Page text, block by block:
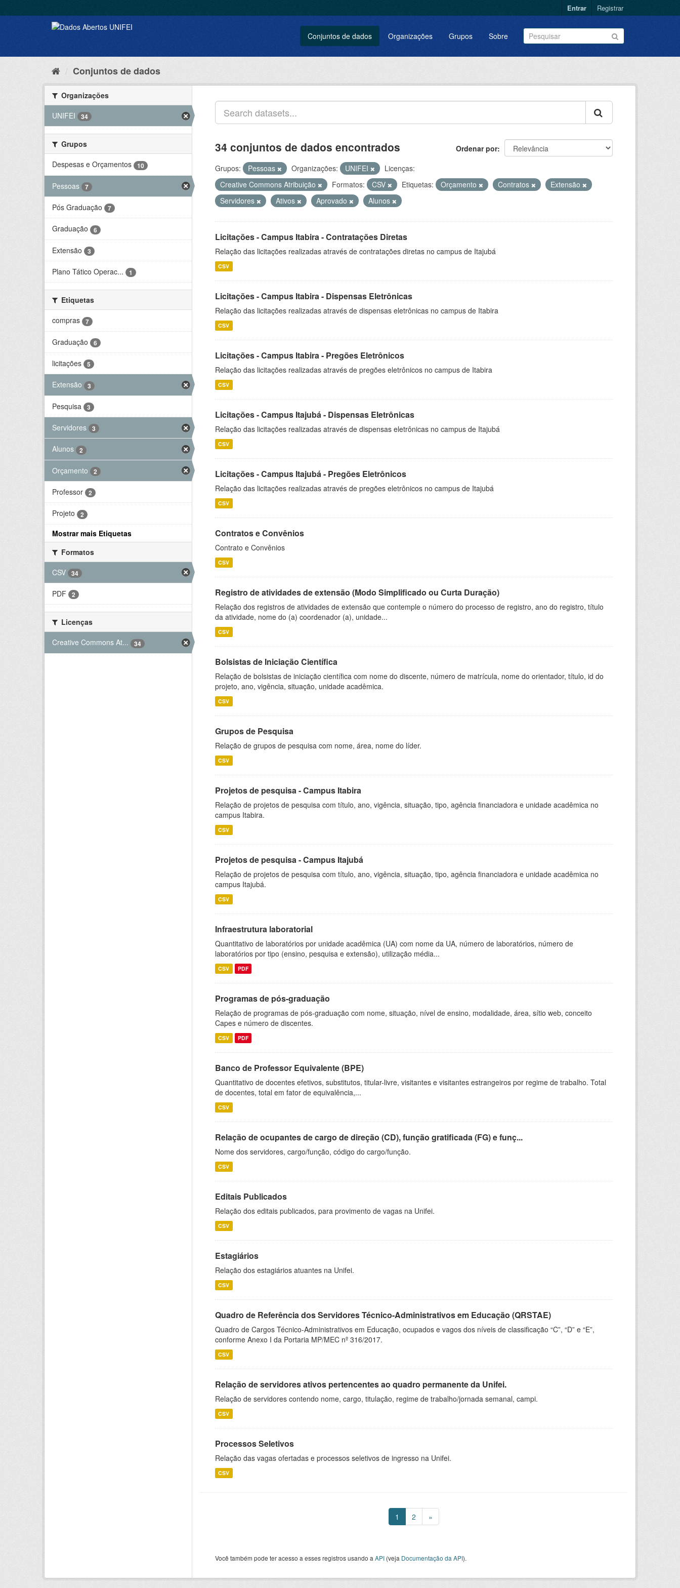
Entrar Registrar
Conjuntos de dados Organizações Grupos Sobre
Conjuntos de dados
Organizações
UNIFEI
34
Grupos
Despesas e Orçamentos
10
Pessoas 7
Pós Graduação 7
Graduação 6
Extensão 3
Plano Tático Operac... 1
Etiquetas
compras
7
Graduação 6
licitações 5
Extensão 3
Pesquisa 3
Servidores 3
Alunos 2
Orçamento 2
Professor 2
Projeto 2
Mostrar mais Etiquetas
Formatos
CSV
34
PDF 2
Licenças
Creative Commons At...
34
Ordenar por
34 conjuntos de dados encontrados
Grupos: Pessoas Organizações: UNIFEI
Licenças:
Creative Commons Atribuição
Formatos: CSV Etiquetas: Orçamento Contratos
Extensão
Servidores
Ativos Aprovado Alunos
Licitações - Campus Itabira - Contratações Diretas
Relação das licitações realizadas através de contratações diretas no campus de Itajubá
CSV
Licitações - Campus Itabira - Dispensas Eletrônicas
Relação das licitações realizadas através de dispensas eletrônicas no campus de Itabira
CSV
Licitações - Campus Itabira - Pregões Eletrônicos
Relação das licitações realizadas através de pregões eletrônicos no campus de Itabira
CSV
Licitações - Campus Itajubá - Dispensas Eletrônicas
Relação das licitações realizadas através de dispensas eletrônicas no campus de Itajubá
CSV
Licitações - Campus Itajubá - Pregões Eletrônicos
Relação das licitações realizadas através de pregões eletrônicos no campus de Itajubá
CSV
Contratos e Convênios
Contrato e Convênios
CSV
Registro de atividades de extensão (Modo Simplificado ou Curta Duração)
Relação dos registros de atividades de extensão que contemple o número do processo de registro, ano do registro, título
da atividade, nome do (a) coordenador (a), unidade...
CSV
Bolsistas de Iniciação Científica
Relação de bolsistas de iniciação científica com nome do discente, número de matrícula, nome do orientador, título, id do
projeto, ano, vigência, situação, unidade acadêmica.
CSV
Grupos de Pesquisa
Relação de grupos de pesquisa com nome, área, nome do líder.
CSV
Projetos de pesquisa - Campus Itabira
Relação de projetos de pesquisa com título, ano, vigência, situação, tipo, agência financiadora e unidade acadêmica no
campus Itabira.
CSV
Projetos de pesquisa - Campus Itajubá
Relação de projetos de pesquisa com título, ano, vigência, situação, tipo, agência financiadora e unidade acadêmica no
campus Itajubá.
CSV
Infraestrutura laboratorial
Quantitativo de laboratórios por unidade acadêmica (UA) com nome da UA, número de laboratórios, número de
laboratórios por tipo (ensino, pesquisa e extensão), utilização média...
CSV PDF
Programas de pós-graduação
Relação de programas de pós-graduação com nome, situação, nível de ensino, modalidade, área, sítio web, conceito
Capes e número de discentes.
CSV PDF
Banco de Professor Equivalente (BPE)
Quantitativo de docentes efetivos, substitutos, titular-livre, visitantes e visitantes estrangeiros por regime de trabalho. Total
de docentes, total em fator de equivalência,...
CSV
Relação de ocupantes de cargo de direção (CD), função gratificada (FG) e funç...
Nome dos servidores, cargo/função, código do cargo/função.
CSV
Editais Publicados
Relação dos editais publicados, para provimento de vagas na Unifei.
CSV
Estagiários
Relação dos estagiários atuantes na Unifei.
CSV
Quadro de Referência dos Servidores Técnico-Administrativos em Educação (QRSTAE)
Quadro de Cargos Técnico-Administrativos em Educação, ocupados e vagos dos níveis de classificação “C”, “D” e “E”,
conforme Anexo I da Portaria MP/MEC nº 316/2017.
CSV
Relação de servidores ativos pertencentes ao quadro permanente da Unifei.
Relação de servidores contendo nome, cargo, titulação, regime de trabalho/jornada semanal, campi.
CSV
Processos Seletivos
Relação das vagas ofertadas e processos seletivos de ingresso na Unifei.
CSV
1 2 »
Você também pode ter acesso a esses registros usando a API (veja Documentação da API).